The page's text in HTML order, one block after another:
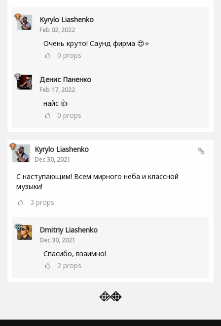
Kyrylo Liashenko
Feb 02, 2022
Очень круто! Саунд фирма 😍⭐
0 props
Денис Паненко
Feb 17, 2022
найс 👍
0 props
Kyrylo Liashenko
Dec 30, 2021
С наступающим! Всем мирного неба и классной
музыки!
3 props
Dmitriy Liashenko
Dec 30, 2021
Спасибо, взаимно!
2 props